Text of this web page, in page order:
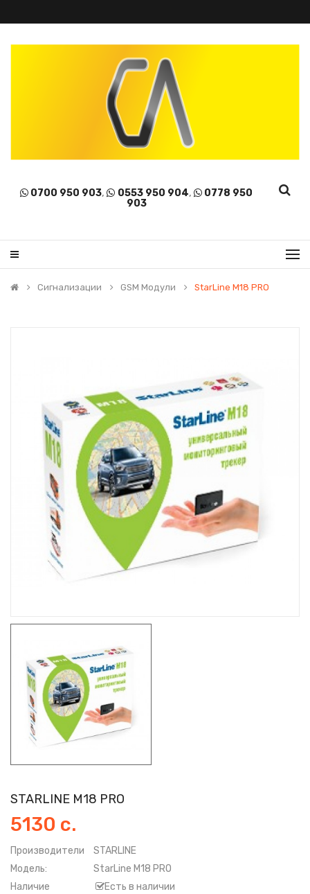
0700 950 903, 0553 950 904,
0778 950
903
Сигнализации GSM Модули StarLine M18 PRO
STARLINE M18 PRO
5130 с.
Производители
STARLINE
Модель:
StarLine M18 PRO
Наличие
Есть в наличии